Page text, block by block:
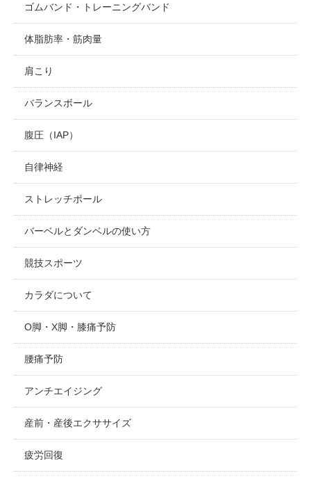
ゴムバンド・トレーニングバンド
体脂肪率・筋肉量
肩こり
バランスボール
腹圧（IAP）
自律神経
ストレッチポール
バーベルとダンベルの使い方
競技スポーツ
カラダについて
O脚・X脚・膝痛予防
腰痛予防
アンチエイジング
産前・産後エクササイズ
疲労回復